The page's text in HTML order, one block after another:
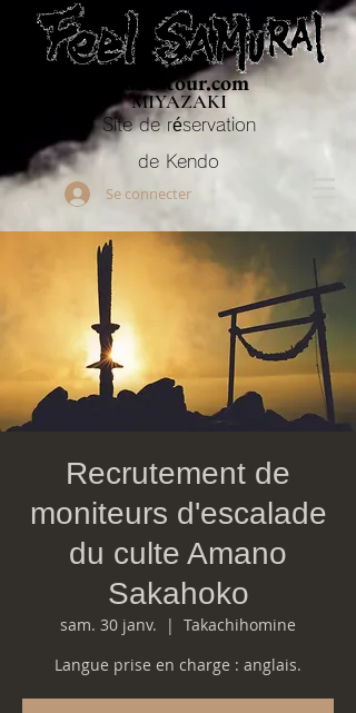
Budo-tour.com
MIYAZAKI
Site de réservation
de Kendo
Se connecter
Recrutement de
moniteurs d'escalade
du culte Amano
Sakahoko
sam. 30 janv.
  |
Takachihomine
Langue prise en charge : anglais.